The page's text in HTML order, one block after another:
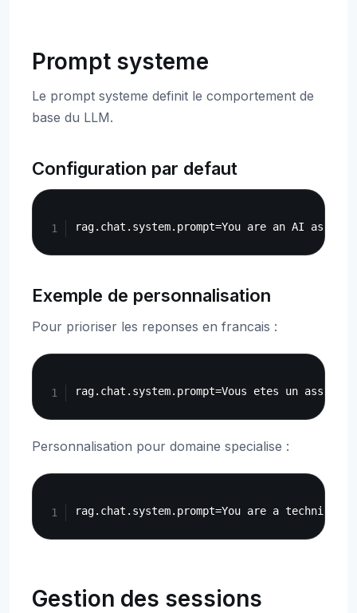
Prompt systeme
Le prompt systeme definit le comportement de
base du LLM.
Configuration par defaut
Exemple de personnalisation
Pour prioriser les reponses en francais :
Personnalisation pour domaine specialise :
Gestion des sessions